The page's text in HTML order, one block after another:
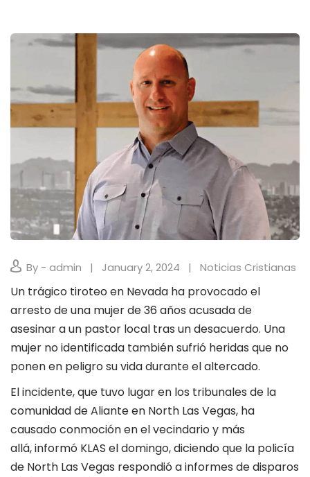
By - admin January 2, 2024 Noticias Cristianas
Un trágico tiroteo en Nevada ha provocado el
arresto de una mujer de 36 años acusada de
asesinar a un pastor local tras un desacuerdo. Una
mujer no identificada también sufrió heridas que no
ponen en peligro su vida durante el altercado.
El incidente, que tuvo lugar en los tribunales de la
comunidad de Aliante en North Las Vegas, ha
causado conmoción en el vecindario y más
allá, informó KLAS el domingo, diciendo que la policía
de North Las Vegas respondió a informes de disparos